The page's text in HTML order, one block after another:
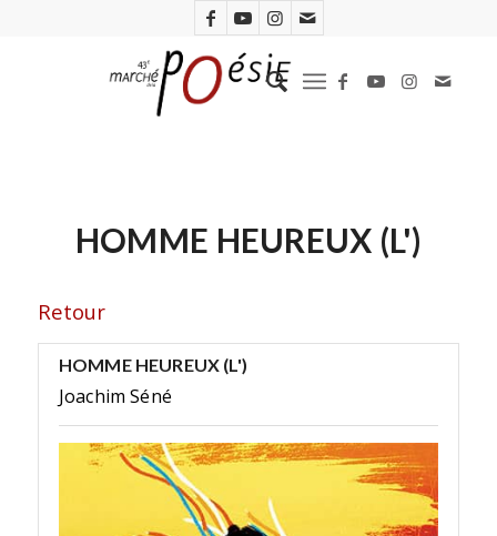
HOMME HEUREUX (L')
Retour
HOMME HEUREUX (L')
Joachim Séné